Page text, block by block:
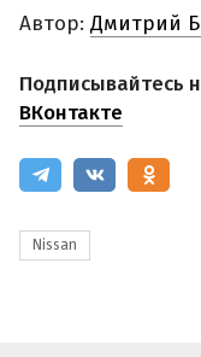
Автор: Дмитрий
Подписывайтесь
ВКонтакте
Nissan